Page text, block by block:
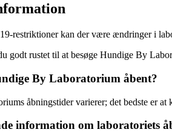
restriktioner kan der være ændringer i
godt rustet til at besøge Hundige By
By Laboratorium åbent?
åbningstider varierer; det bedste er
information om laboratoriets